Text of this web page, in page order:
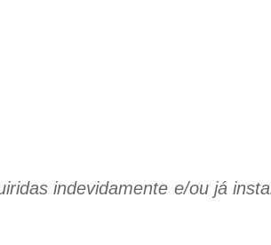
indevidamente e/ou já